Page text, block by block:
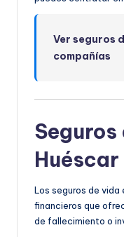
Ver seguros
compañías
Seguros
Huéscar
Los seguros de vida
financieros que
de fallecimiento o